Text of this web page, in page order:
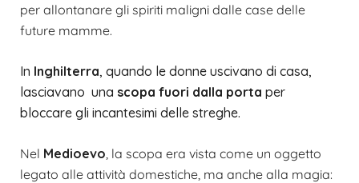
per allontanare gli spiriti maligni dalle case delle
future mamme.
In Inghilterra, quando le donne uscivano di casa,
lasciavano una scopa fuori dalla porta per
bloccare gli incantesimi delle streghe.
Nel Medioevo , la scopa era vista come un oggetto
legato alle attività domestiche, ma anche alla magia: